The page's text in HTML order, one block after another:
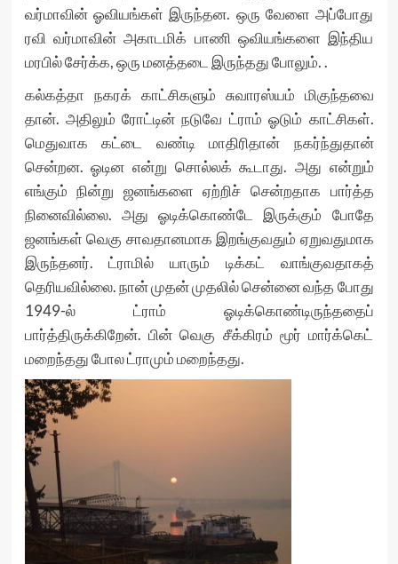
வர்மாவின் ஓவியங்கள் இருந்தன. ஒரு வேளை அப்போது
ரவி வர்மாவின் அகாடமிக் பாணி ஒவியங்களை இந்திய
மரபில் சேர்க்க, ஒரு மனத்தடை இருந்தது போலும். .
கல்கத்தா நகரக் காட்சிகளும் சுவாரஸ்யம் மிகுந்தவை
தான். அதிலும் ரோட்டின் நடுவே ட்ராம் ஓடும் காட்சிகள்.
மெதுவாக கட்டை வண்டி மாதிரிதான் நகர்ந்துதான்
சென்றன. ஓடின என்று சொல்லக் கூடாது. அது என்றும்
எங்கும் நின்று ஜனங்களை ஏற்றிச் சென்றதாக பார்த்த
நினைவில்லை. அது ஓடிக்கொண்டே இருக்கும் போதே
ஜனங்கள் வெகு சாவதானமாக இறங்குவதும் ஏறுவதுமாக
இருந்தனர். ட்ராமில் யாரும் டிக்கட் வாங்குவதாகத்
தெரியவில்லை. நான் முதன் முதலில் சென்னை வந்த போது
1949-ல் ட்ராம் ஓடிக்கொண்டிருந்ததைப்
பார்த்திருக்கிறேன். பின் வெகு சீக்கிரம் மூர் மார்க்கெட்
மறைந்தது போல ட்ராமும் மறைந்தது.